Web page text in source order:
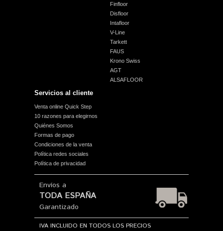
Finfloor
Disfloor
Intafloor
V-Line
Tarkett
FAUS
Krono Swiss
AGT
ALSAFLOOR
Servicios al cliente
Venta online Quick Step
10 razones para elegirnos
Quiénes Somos
Formas de pago
Condiciones de la venta
Política redes sociales
Política de privacidad
Envíos a
TODA ESPAÑA
Garantizado
IVA INCLUIDO EN TODOS LOS PRECIOS